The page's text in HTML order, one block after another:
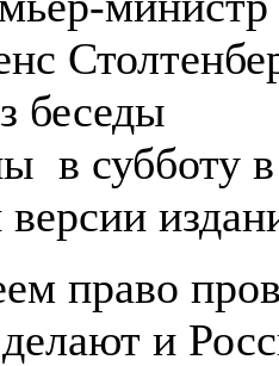
беседы
в субботу в
право
и